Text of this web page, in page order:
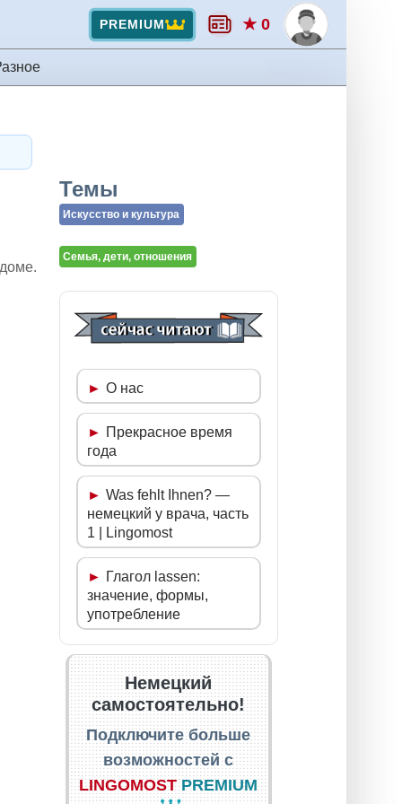
PREMIUM ★ 0
Темы
Искусство и культура
Семья, дети, отношения
О нас
Прекрасное время
года
Was fehlt Ihnen? —
немецкий у врача, часть
1 | Lingomost
Глагол lassen:
значение, формы,
употребление
Немецкий
самостоятельно!
Подключите больше
возможностей с
LINGOMOST PREMIUM